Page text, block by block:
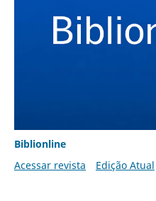
Biblionline
Acessar revista
Edição Atual